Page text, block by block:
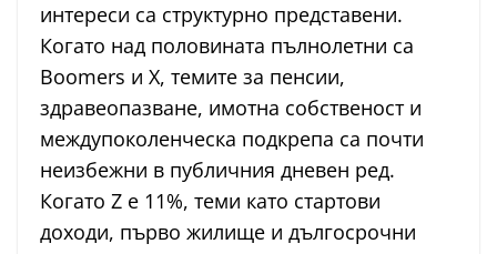
интереси са структурно представени.
Когато над половината пълнолетни са
Boomers и X, темите за пенсии,
здравеопазване, имотна собственост и
междупоколенческа подкрепа са почти
неизбежни в публичния дневен ред.
Когато Z е 11%, теми като стартови
доходи, първо жилище и дългосрочни